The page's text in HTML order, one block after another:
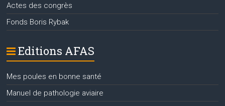
Actes des congrès
Fonds Boris Rybak
Editions AFAS
Mes poules en bonne santé
Manuel de pathologie aviaire